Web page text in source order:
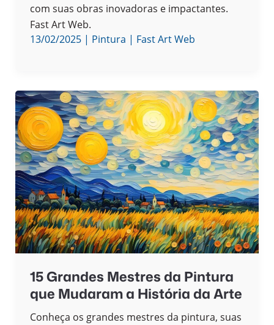
com suas obras inovadoras e impactantes.
Fast Art Web.
13/02/2025 | Pintura | Fast Art Web
15 Grandes Mestres da Pintura
que Mudaram a História da Arte
Conheça os grandes mestres da pintura, suas